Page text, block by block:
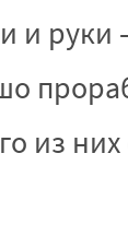
руки
из